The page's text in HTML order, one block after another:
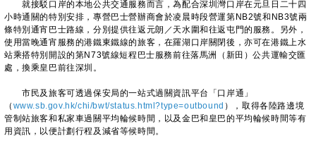
就接駁口岸的本地公共交通服務而言，為配合深圳灣口岸在元旦日二十四
小時通關的特別安排，專營巴士營辦商會於凌晨時段營運第NB2號和NB3號兩
條特別通宵巴士路線，分別提供往返元朗／天水圍和往返屯門的服務。另外，
使用當晚通宵服務的港鐵東鐵線的旅客，在羅湖口岸關閉後，亦可在港鐵上水
站乘搭特別開設的第N73號線短程巴士服務前往落馬洲（新田）公共運輸交匯
處，換乘皇巴前往深圳。
市民及旅客可透過保安局的一站式過關資訊平台「口岸通」
（ www.sb.gov.hk/chi/bwt/status.html?type=outbound ），取得各陸路邊境
管制站旅客和私家車過關平均輪候時間，以及金巴和皇巴的平均輪候時間等有
用資訊，以便計劃行程及減省等候時間。